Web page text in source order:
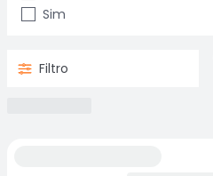
Sim
Filtro